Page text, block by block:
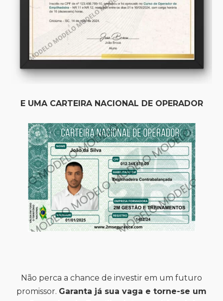
E UMA CARTEIRA NACIONAL DE OPERADOR
Não perca a chance de investir em um futuro
promissor. Garanta já sua vaga e torne-se um